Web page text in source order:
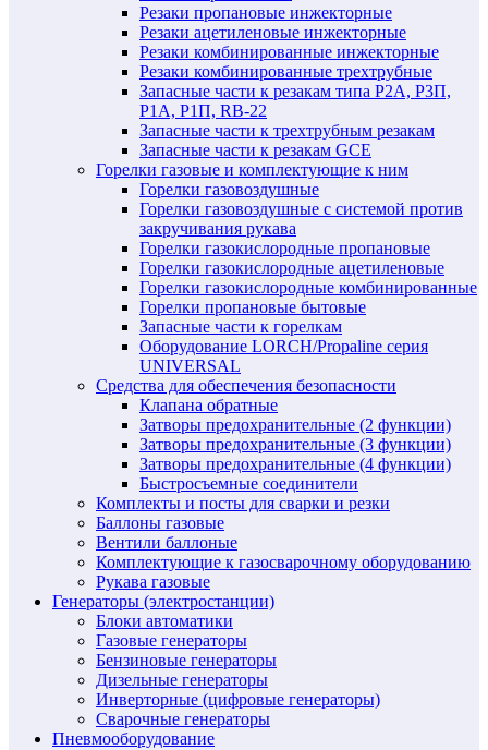
Резаки пропановые инжекторные
Резаки ацетиленовые инжекторные
Резаки комбинированные инжекторные
Резаки комбинированные трехтрубные
Запасные части к резакам типа Р2А, Р3П,
Р1А, Р1П, RB-22
Запасные части к трехтрубным резакам
Запасные части к резакам GCE
Горелки газовые и комплектующие к ним
Горелки газовоздушные
Горелки газовоздушные с системой против
закручивания рукава
Горелки газокислородные пропановые
Горелки газокислородные ацетиленовые
Горелки газокислородные комбинированные
Горелки пропановые бытовые
Запасные части к горелкам
Оборудование LORCH/Propaline серия
UNIVERSAL
Средства для обеспечения безопасности
Клапана обратные
Затворы предохранительные (2 функции)
Затворы предохранительные (3 функции)
Затворы предохранительные (4 функции)
Быстросъемные соединители
Комплекты и посты для сварки и резки
Баллоны газовые
Вентили баллоные
Комплектующие к газосварочному оборудованию
Рукава газовые
Генераторы (электростанции)
Блоки автоматики
Газовые генераторы
Бензиновые генераторы
Дизельные генераторы
Инверторные (цифровые генераторы)
Сварочные генераторы
Пневмооборудование